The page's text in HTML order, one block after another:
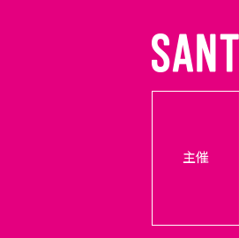
主催